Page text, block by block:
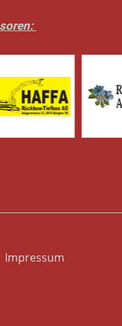
Impressum